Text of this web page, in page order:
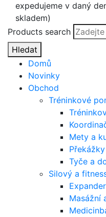
expedujeme v daný
skladem)
Products search
Hledat
Domů
Novinky
Obchod
Tréninkové
Mety a
Překážky
Tyče a
Silový a
Masážní